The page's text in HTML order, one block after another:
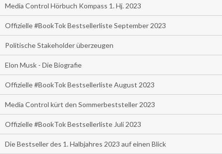
Media Control Hörbuch Kompass 1. Hj. 2023
Offizielle #BookTok Bestsellerliste September 2023
Politische Stakeholder überzeugen
Elon Musk - Die Biografie
Offizielle #BookTok Bestsellerliste August 2023
Media Control kürt den Sommerbeststeller 2023
Offizielle #BookTok Bestsellerliste Juli 2023
Die Bestseller des 1. Halbjahres 2023 auf einen Blick